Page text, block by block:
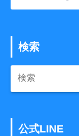
検索
公式LINE